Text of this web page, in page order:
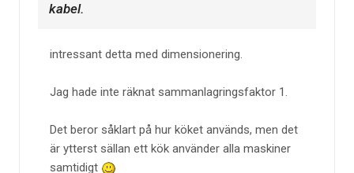
kabel.
intressant detta med dimensionering.
Jag hade inte räknat sammanlagringsfaktor 1.
Det beror såklart på hur köket används, men det
är ytterst sällan ett kök använder alla maskiner
samtidigt